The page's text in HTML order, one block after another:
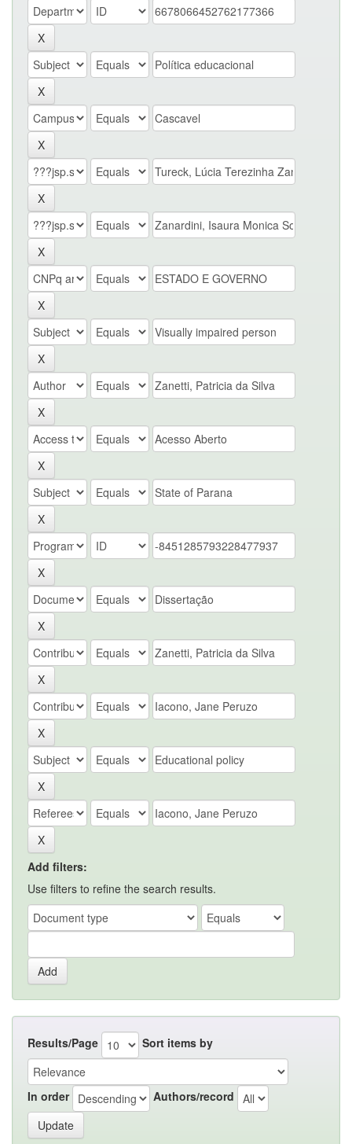
Add filters:
Use filters to refine the search results.
Results/Page Sort items by
In order Authors/record